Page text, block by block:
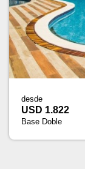
desde
USD 1.822
Base Doble